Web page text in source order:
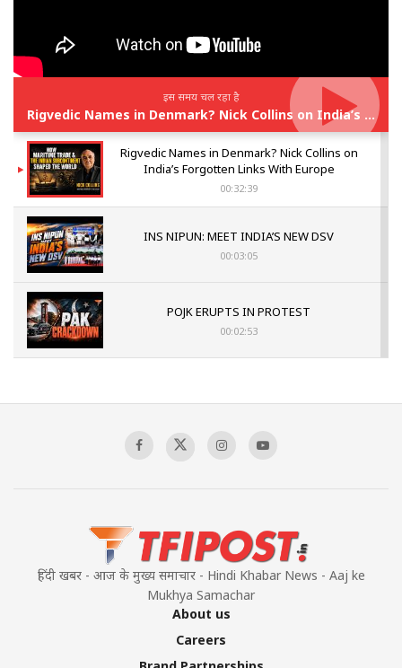
इस समय चल रहा है
Rigvedic Names in Denmark? Nick Collins on India’s Forgotten Links With Europe
Rigvedic Names in Denmark? Nick Collins on
India’s Forgotten Links With Europe
00:32:39
INS NIPUN: MEET INDIA’S NEW DSV
00:03:05
POJK ERUPTS IN PROTEST
00:02:53
Sagar
हिंदी खबर - आज के मुख्य समाचार - Hindi Khabar News - Aaj ke
Mukhya Samachar
About us
Careers